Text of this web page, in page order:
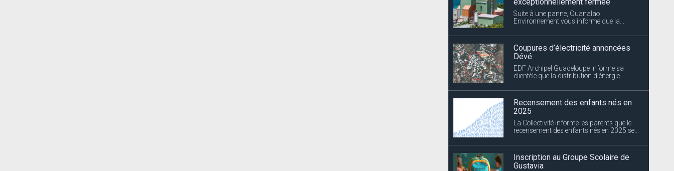
Suite à une panne, Ouanalao
Environnement vous informe que la...
Coupures d’électricité annoncées
Dévé
EDF Archipel Guadeloupe informe sa
clientèle que la distribution d’énergie...
Recensement des enfants nés en
2025
La Collectivité informe les parents que le
recensement des enfants nés en 2025 se...
Inscription au Groupe Scolaire de
Gustavia